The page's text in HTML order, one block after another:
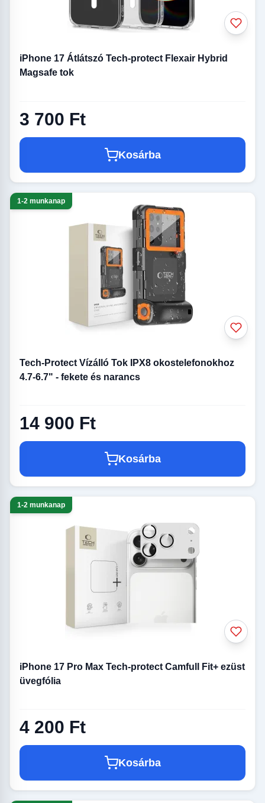
iPhone 17 Átlátszó Tech-protect Flexair Hybrid
Magsafe tok
3 700 Ft
Kosárba
1-2 munkanap
Tech-Protect Vízálló Tok IPX8 okostelefonokhoz
4.7-6.7" - fekete és narancs
14 900 Ft
Kosárba
1-2 munkanap
iPhone 17 Pro Max Tech-protect Camfull Fit+ ezüst
üvegfólia
4 200 Ft
Kosárba